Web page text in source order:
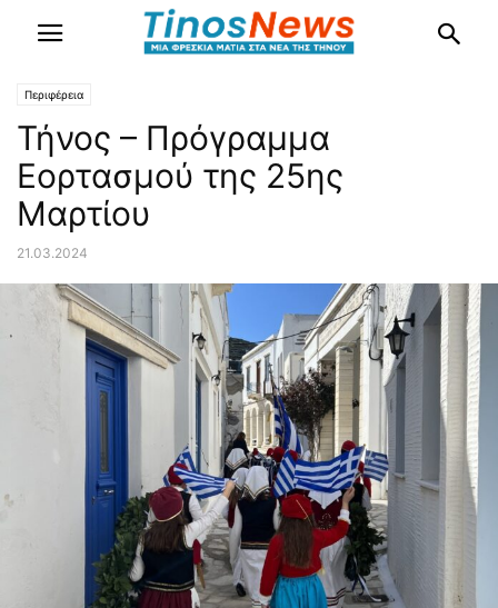
Περιφέρεια
Τήνος – Πρόγραμμα
Εορτασμού της 25ης
Μαρτίου
21.03.2024